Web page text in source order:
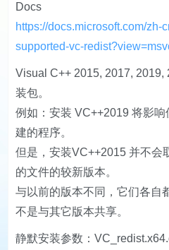
Docs
https://docs.microsoft.com/zh-
supported-vc-
Visual C++ 2015, 2017,
装包。
例如：安装 VC++2019 将影
建的程序。
但是，安装VC++2015 并不会
的文件的较新版本。
与以前的版本不同，它们各自
不是与其它版本共享。
静默安装参数：